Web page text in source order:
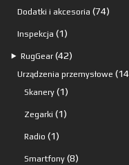
produktów
Dodatki i akcesoria 7474
Inspekcja 11
produkt
⯈ RugGear 4242
produkty
Urządzenia przemysłowe 14
Skanery 11
produkt
Zegarki 11
Radio 11
produkt
Smartfony 88